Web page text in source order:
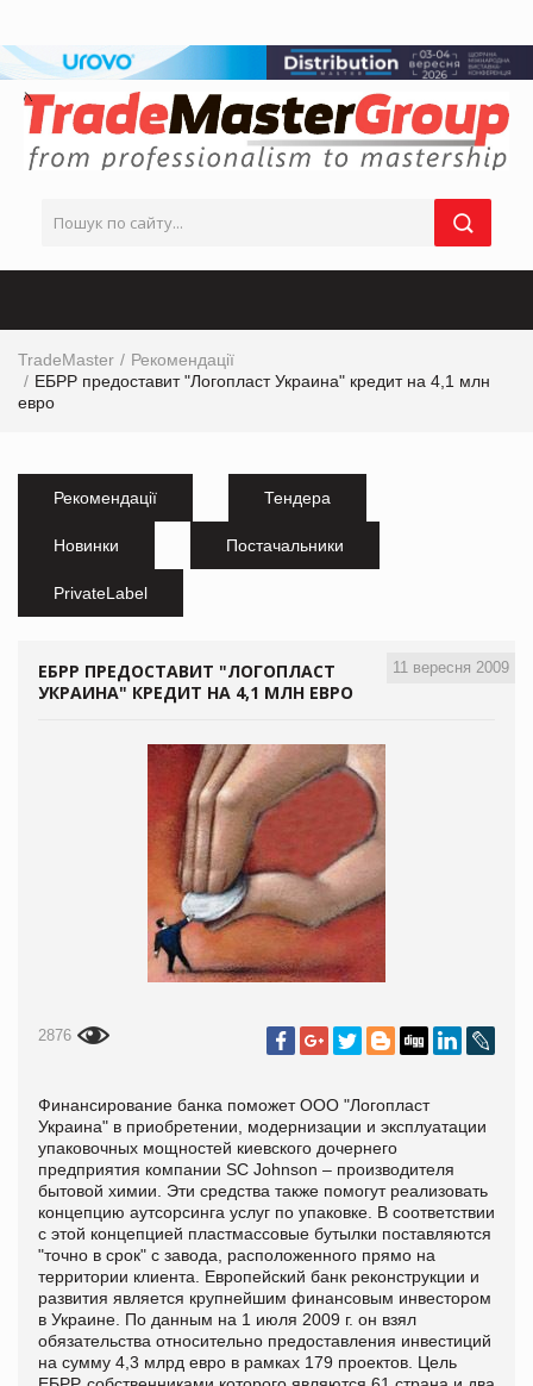
TradeMaster
Рекомендації
ЕБРР предоставит "Логопласт Украина" кредит на 4,1 млн
евро
Рекомендації Тендера
Новинки Постачальники
PrivateLabel
11 вересня 2009
ЕБРР ПРЕДОСТАВИТ "ЛОГОПЛАСТ
УКРАИНА" КРЕДИТ НА 4,1 МЛН ЕВРО
2876
Финансирование банка поможет ООО "Логопласт
Украина" в приобретении, модернизации и эксплуатации
упаковочных мощностей киевского дочернего
предприятия компании SC Johnson – производителя
бытовой химии. Эти средства также помогут реализовать
концепцию аутсорсинга услуг по упаковке. В соответствии
с этой концепцией пластмассовые бутылки поставляются
"точно в срок" с завода, расположенного прямо на
территории клиента. Европейский банк реконструкции и
развития является крупнейшим финансовым инвестором
в Украине. По данным на 1 июля 2009 г. он взял
обязательства относительно предоставления инвестиций
на сумму 4,3 млрд евро в рамках 179 проектов. Цель